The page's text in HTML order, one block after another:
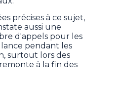
précises à ce sujet,
aussi une
d'appels pour les
pendant les
surtout lors des
à la fin des